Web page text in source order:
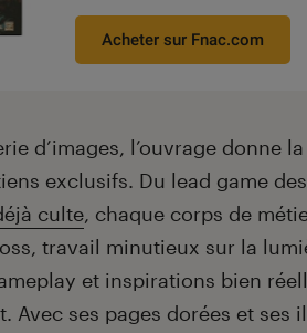
Acheter sur Fnac.com
d’images, l’ouvrage donne
exclusifs. Du lead game
culte, chaque corps de
travail minutieux sur la
et inspirations bien
Avec ses pages dorées et ses